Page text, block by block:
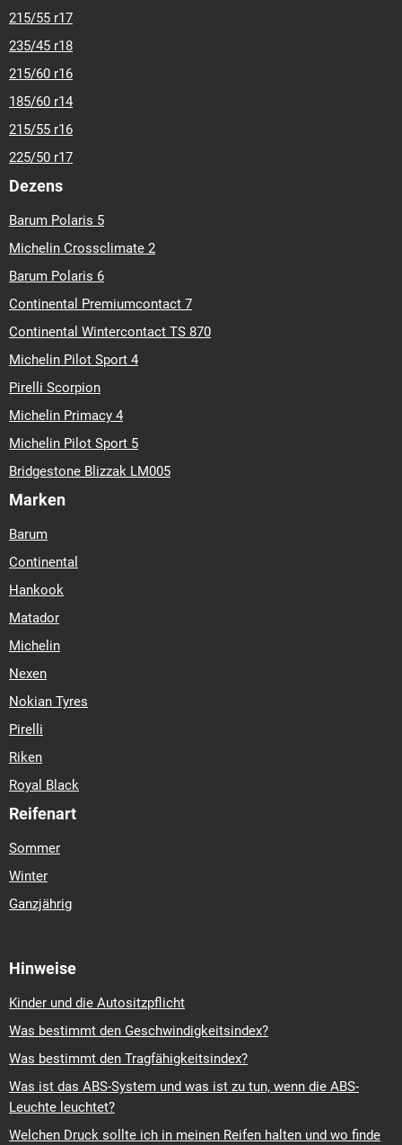
215/55 r17
235/45 r18
215/60 r16
185/60 r14
215/55 r16
225/50 r17
Dezens
Barum Polaris 5
Michelin Crossclimate 2
Barum Polaris 6
Continental Premiumcontact 7
Continental Wintercontact TS 870
Michelin Pilot Sport 4
Pirelli Scorpion
Michelin Primacy 4
Michelin Pilot Sport 5
Bridgestone Blizzak LM005
Marken
Barum
Continental
Hankook
Matador
Michelin
Nexen
Nokian Tyres
Pirelli
Riken
Royal Black
Reifenart
Sommer
Winter
Ganzjährig
Hinweise
Kinder und die Autositzpflicht
Was bestimmt den Geschwindigkeitsindex?
Was bestimmt den Tragfähigkeitsindex?
Was ist das ABS-System und was ist zu tun, wenn die ABS-
Leuchte leuchtet?
Welchen Druck sollte ich in meinen Reifen halten und wo finde